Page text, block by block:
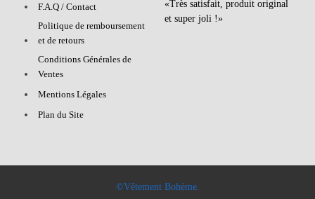
F.A.Q / Contact
Politique de remboursement
et de retours
Conditions Générales de
Ventes
Mentions Légales
Plan du Site
«Très satisfait, produit original
et super joli !»
©Vêtement Bohème.